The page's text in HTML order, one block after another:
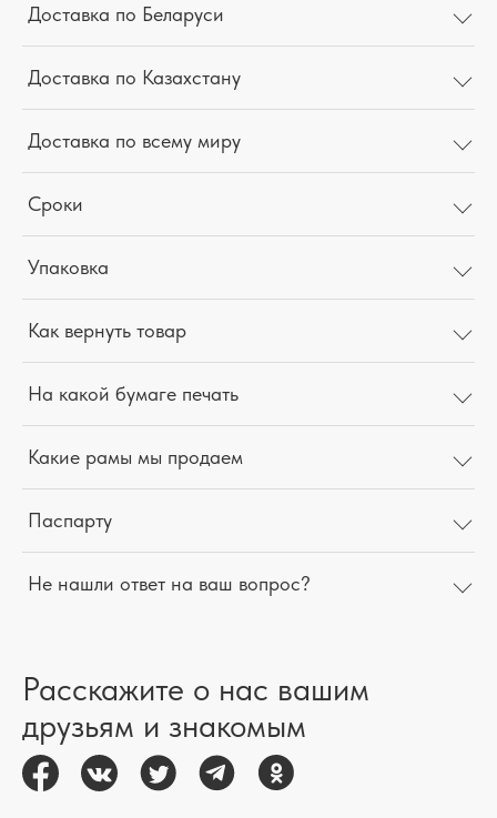
Доставка по Беларуси
Доставка по Казахстану
Доставка по всему миру
Сроки
Упаковка
Как вернуть товар
На какой бумаге печать
Какие рамы мы продаем
Паспарту
Не нашли ответ на ваш вопрос?
Расскажите о нас вашим
друзьям и знакомым